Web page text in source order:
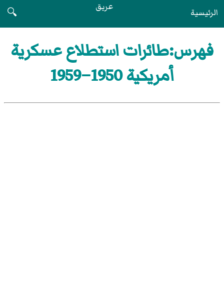
الرئيسية عريق
🔍
فهرس:طائرات استطلاع عسكرية
أمريكية 1950–1959